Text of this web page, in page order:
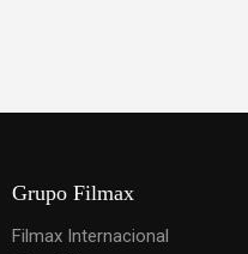
Grupo Filmax
Filmax Internacional